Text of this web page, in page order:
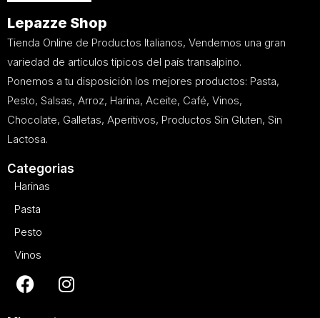
Lepazze Shop
Tienda Online de Productos Italianos, Vendemos una gran
variedad de artículos típicos del país transalpino.
Ponemos a tu disposición los mejores productos: Pasta,
Pesto, Salsas, Arroz, Harina, Aceite, Café, Vinos,
Chocolate, Galletas, Aperitivos, Productos Sin Gluten, Sin
Lactosa.
Categorias
Harinas
Pasta
Pesto
Vinos